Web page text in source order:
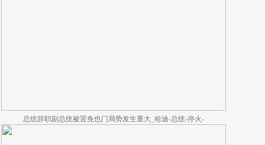
总统辞职副总统被罢免也门局势发生重大_哈迪-总统-停火-